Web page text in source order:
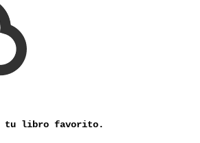
tu libro favorito.